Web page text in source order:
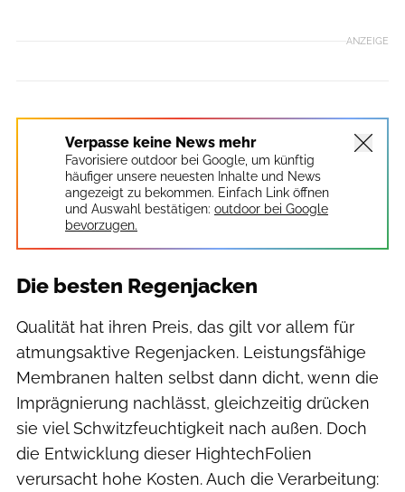
ANZEIGE
Verpasse keine News mehr
Favorisiere outdoor bei Google, um künftig
häufiger unsere neuesten Inhalte und News
angezeigt zu bekommen. Einfach Link öffnen
und Auswahl bestätigen: outdoor bei Google
bevorzugen.
Die besten Regenjacken
Qualität hat ihren Preis, das gilt vor allem für
atmungsaktive Regenjacken. Leistungsfähige
Membranen halten selbst dann dicht, wenn die
Imprägnierung nachlässt, gleichzeitig drücken
sie viel Schwitzfeuchtigkeit nach außen. Doch
die Entwicklung dieser HightechFolien
verursacht hohe Kosten. Auch die Verarbeitung: